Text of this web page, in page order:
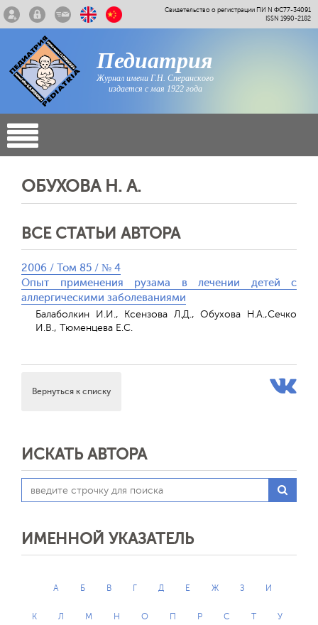
Свидетельство о регистрации ПИ N ФС77-34091
ISSN 1990-2182
Педиатрия
Журнал имени Г.Н. Сперанского
издается с мая 1922 года
ОБУХОВА Н. А.
ВСЕ СТАТЬИ АВТОРА
2006 / Том 85 / № 4
Опыт применения рузама в лечении детей с
аллергическими заболеваниями
Балаболкин И.И., Ксензова Л.Д., Обухова Н.А.,Сечко
И.В., Тюменцева Е.С.
Вернуться к списку
ИСКАТЬ АВТОРА
ИМЕННОЙ УКАЗАТЕЛЬ
А Б В Г Д Е Ж З И
К Л М Н О П Р С Т У